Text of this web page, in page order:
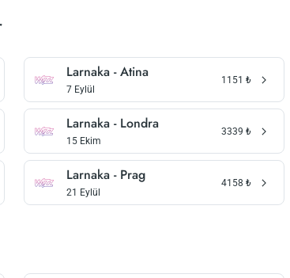
Larnaka - Atina
7 Eylül
1151 ₺
Larnaka - Londra
15 Ekim
3339 ₺
Larnaka - Prag
21 Eylül
4158 ₺